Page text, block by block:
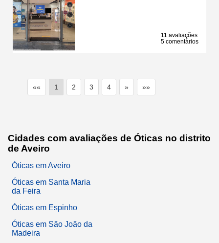
11 avaliações
5 comentários
«« 1 2 3 4 » »»
Cidades com avaliações de Óticas no distrito
de Aveiro
Óticas em Aveiro
Óticas em Santa Maria
da Feira
Óticas em Espinho
Óticas em São João da
Madeira